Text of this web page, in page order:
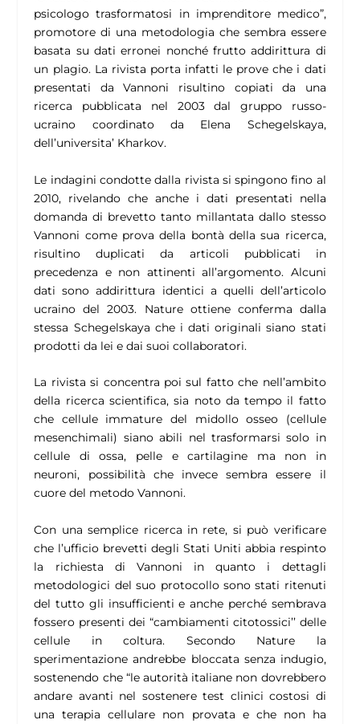
psicologo trasformatosi in imprenditore medico”,
promotore di una metodologia che sembra essere
basata su dati erronei nonché frutto addirittura di
un plagio. La rivista porta infatti le prove che i dati
presentati da Vannoni risultino copiati da una
ricerca pubblicata nel 2003 dal gruppo russo-
ucraino coordinato da Elena Schegelskaya,
dell’universita’ Kharkov.
Le indagini condotte dalla rivista si spingono fino al
2010, rivelando che anche i dati presentati nella
domanda di brevetto tanto millantata dallo stesso
Vannoni come prova della bontà della sua ricerca,
risultino duplicati da articoli pubblicati in
precedenza e non attinenti all’argomento. Alcuni
dati sono addirittura identici a quelli dell’articolo
ucraino del 2003. Nature ottiene conferma dalla
stessa Schegelskaya che i dati originali siano stati
prodotti da lei e dai suoi collaboratori.
La rivista si concentra poi sul fatto che nell’ambito
della ricerca scientifica, sia noto da tempo il fatto
che cellule immature del midollo osseo (cellule
mesenchimali) siano abili nel trasformarsi solo in
cellule di ossa, pelle e cartilagine ma non in
neuroni, possibilità che invece sembra essere il
cuore del metodo Vannoni.
Con una semplice ricerca in rete, si può verificare
che l’ufficio brevetti degli Stati Uniti abbia respinto
la richiesta di Vannoni in quanto i dettagli
metodologici del suo protocollo sono stati ritenuti
del tutto gli insufficienti e anche perché sembrava
fossero presenti dei “cambiamenti citotossici’’ delle
cellule in coltura. Secondo Nature la
sperimentazione andrebbe bloccata senza indugio,
sostenendo che “le autorità italiane non dovrebbero
andare avanti nel sostenere test clinici costosi di
una terapia cellulare non provata e che non ha